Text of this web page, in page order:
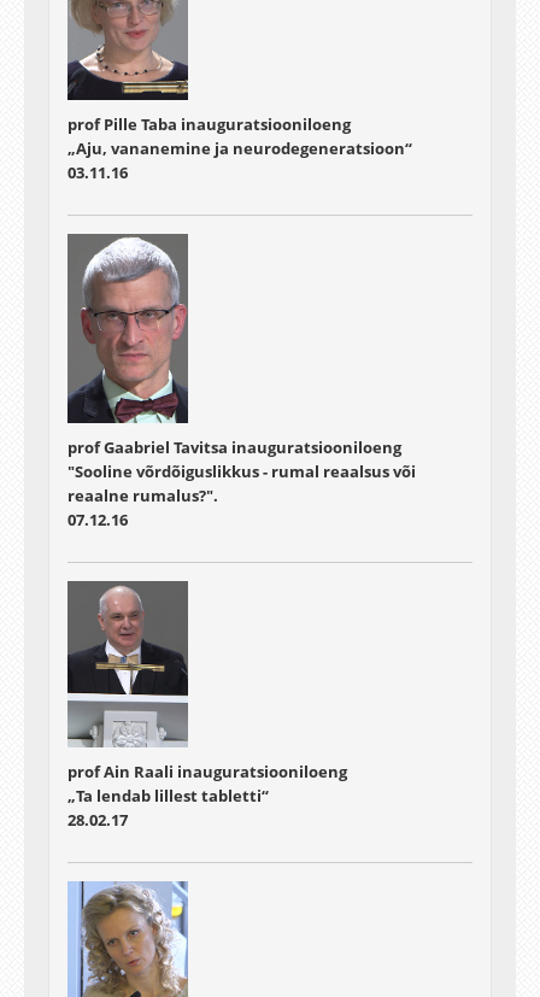
prof Pille Taba inauguratsiooniloeng
„Aju, vananemine ja neurodegeneratsioon“
03.11.16
prof Gaabriel Tavitsa inauguratsiooniloeng
"Sooline võrdõiguslikkus - rumal reaalsus või
reaalne rumalus?".
07.12.16
prof Ain Raali inauguratsiooniloeng
„Ta lendab lillest tabletti“
28.02.17